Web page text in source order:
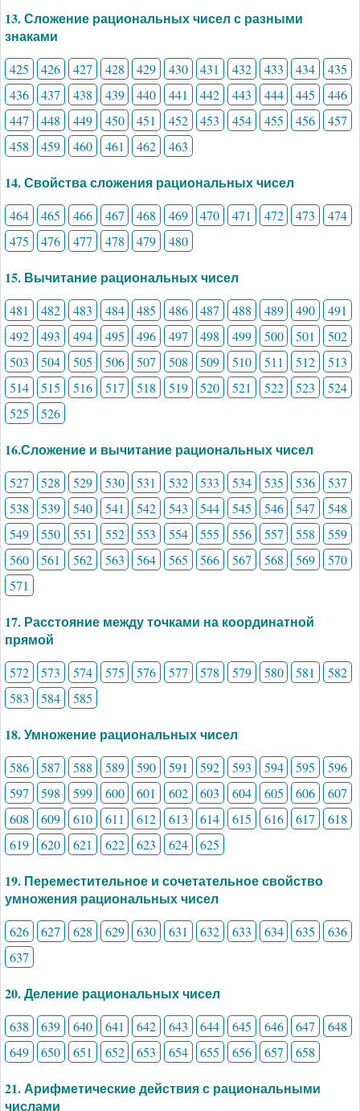
13. Сложение рациональных чисел с разными
знаками
425 426 427 428 429 430 431 432 433 434
435
436
437 438 439 440 441 442 443 444 445
446
447
448 449 450 451 452 453 454 455 456
457
458
459 460 461 462 463
14. Свойства сложения рациональных чисел
464 465 466 467 468 469 470 471 472 473
474
475
476 477 478 479 480
15. Вычитание рациональных чисел
481 482 483 484 485 486 487 488 489 490
491
492
493 494 495 496 497 498 499 500 501
502
503
504 505 506 507 508 509 510 511 512
513
514
515 516 517 518 519 520 521 522 523
524
525
526
16.Сложение и вычитание рациональных чисел
527 528 529 530 531 532 533 534 535 536
537
538
539 540 541 542 543 544 545 546 547
548
549
550 551 552 553 554 555 556 557 558
559
560
561 562 563 564 565 566 567 568 569
570
571
17. Расстояние между точками на координатной
прямой
572 573 574 575 576 577 578 579 580 581
582
583
584 585
18. Умножение рациональных чисел
586 587 588 589 590 591 592 593 594 595
596
597
598 599 600 601 602 603 604 605 606
607
608
609 610 611 612 613 614 615 616 617
618
619
620 621 622 623 624 625
19. Переместительное и сочетательное свойство
умножения рациональных чисел
626 627 628 629 630 631 632 633 634 635
636
637
20. Деление рациональных чисел
638 639 640 641 642 643 644 645 646 647
648
649
650 651 652 653 654 655 656 657 658
21. Арифметические действия с рациональными
числами